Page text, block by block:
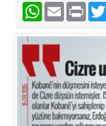
WhatsApp
EmailPrint